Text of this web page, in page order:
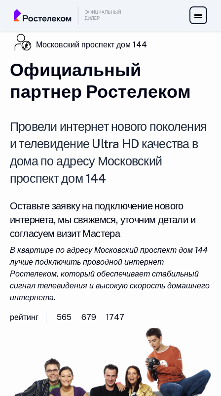
Московский проспект дом 144
Официальный
партнер Ростелеком
Провели интернет нового поколения
и телевидение Ultra HD качества в
дома по адресу Московский
проспект дом 144
Оставьте заявку на подключение нового
интернета, мы свяжемся, уточним детали и
согласуем визит Мастера
В квартире по адресу Московский проспект дом 144
лучше подключить проводной интернет
Ростелеком, который обеспечивает стабильный
сигнал телевидения и высокую скорость домашнего
интернета.
рейтинг 565 679 1747